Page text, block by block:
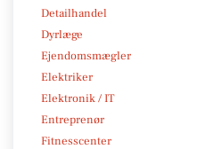
Detailhandel
Dyrlæge
Ejendomsmægler
Elektriker
Elektronik / IT
Entreprenør
Fitnesscenter